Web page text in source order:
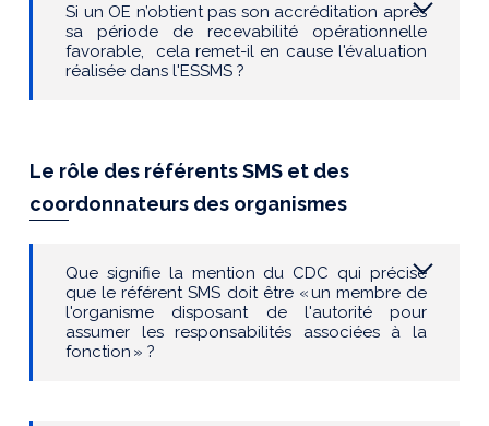
Si un OE n’obtient pas son accréditation après
sa période de recevabilité opérationnelle
favorable , cela remet-il en cause l'évaluation
réalisée dans l'ESSMS ?
Le rôle des référentsSMS et des
coordonnateurs des organismes
Que signifie la mention du CDC qui précise
que le référent SMS doit être «un membre de
l'organisme disposant de l'autorité pour
assumer les responsabilités associées à la
fonction » ?